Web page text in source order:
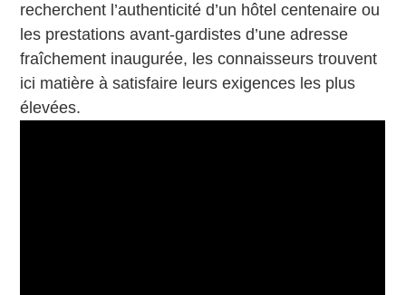
recherchent l’authenticité d’un hôtel centenaire ou
les prestations avant-gardistes d’une adresse
fraîchement inaugurée, les connaisseurs trouvent
ici matière à satisfaire leurs exigences les plus
élevées.